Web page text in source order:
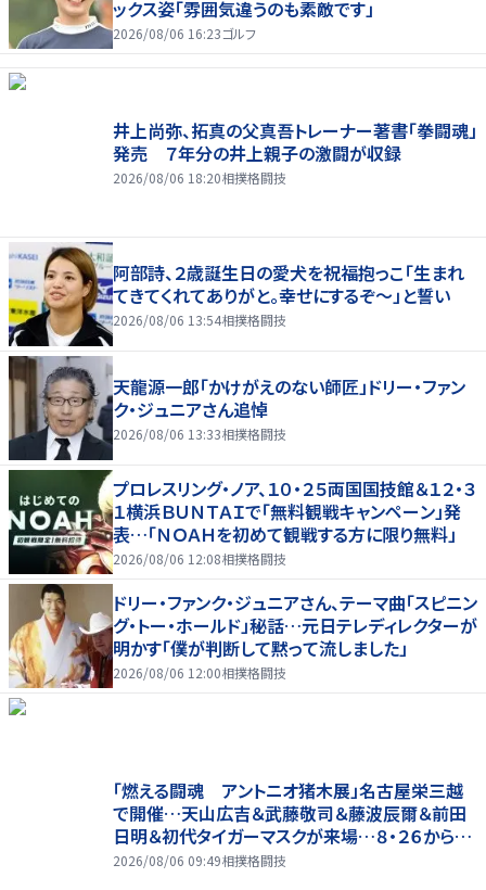
ックス姿「雰囲気違うのも素敵です」
2026/08/06 16:23ゴルフ
井上尚弥、拓真の父真吾トレーナー著書「拳闘魂」
発売 ７年分の井上親子の激闘が収録
2026/08/06 18:20相撲格闘技
阿部詩、２歳誕生日の愛犬を祝福抱っこ「生まれ
てきてくれてありがと。幸せにするぞ～」と誓い
2026/08/06 13:54相撲格闘技
天龍源一郎「かけがえのない師匠」ドリー・ファン
ク・ジュニアさん追悼
2026/08/06 13:33相撲格闘技
プロレスリング・ノア、１０・２５両国国技館＆１２・３
１横浜ＢＵＮＴＡＩで「無料観戦キャンペーン」発
表…「ＮＯＡＨを初めて観戦する方に限り無料」
2026/08/06 12:08相撲格闘技
ドリー・ファンク・ジュニアさん、テーマ曲「スピニン
グ・トー・ホールド」秘話…元日テレディレクターが
明かす「僕が判断して黙って流しました」
2026/08/06 12:00相撲格闘技
「燃える闘魂 アントニオ猪木展」名古屋栄三越
で開催…天山広吉＆武藤敬司＆藤波辰爾＆前田
日明＆初代タイガーマスクが来場…８・２６から９・
７まで
2026/08/06 09:49相撲格闘技